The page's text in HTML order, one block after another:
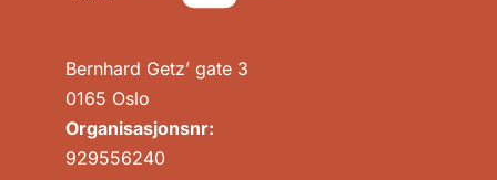
Bernhard Getz’ gate 3
0165 Oslo
Organisasjonsnr:
929556240